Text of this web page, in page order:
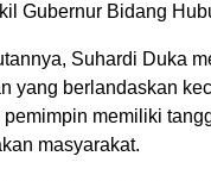
Gubernur Bidang
Suhardi Duka
yang berlandaskan
pemimpin memiliki
masyarakat.